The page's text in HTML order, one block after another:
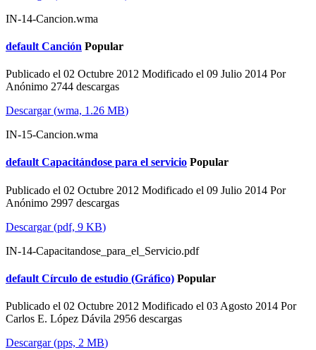
IN-14-Cancion.wma
default Canción Popular
Publicado el 02 Octubre 2012 Modificado el 09 Julio 2014 Por
Anónimo 2744 descargas
Descargar(wma, 1.26 MB)
IN-15-Cancion.wma
default Capacitándose para el servicio Popular
Publicado el 02 Octubre 2012 Modificado el 09 Julio 2014 Por
Anónimo 2997 descargas
Descargar(pdf, 9 KB)
IN-14-Capacitandose_para_el_Servicio.pdf
default Círculo de estudio (Gráfico) Popular
Publicado el 02 Octubre 2012 Modificado el 03 Agosto 2014 Por
Carlos E. López Dávila 2956 descargas
Descargar(pps, 2 MB)